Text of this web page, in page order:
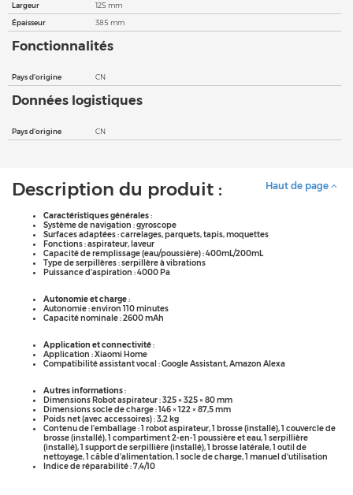
Largeur
125 mm
Épaisseur
385 mm
Fonctionnalités
Pays d'origine CN
Données logistiques
Pays d'origine CN
Haut de page
Description du produit :
Caractéristiques générales:
Système de navigation : gyroscope
Surfaces adaptées : carrelages, parquets, tapis, moquettes
Fonctions : aspirateur, laveur
Capacité de remplissage (eau/poussière) : 400mL/200mL
Type de serpillères : serpillère à vibrations
Puissance d’aspiration : 4000 Pa
Autonomie et charge:
Autonomie : environ 110 minutes
Capacité nominale : 2600 mAh
Application et connectivité:
Application : Xiaomi Home
Compatibilité assistant vocal : Google Assistant, Amazon Alexa
Autres informations:
Dimensions Robot aspirateur : 325 × 325 × 80 mm
Dimensions socle de charge : 146 × 122 × 87,5 mm
Poids net (avec accessoires) : 3,2 kg
Contenu de l’emballage : 1 robot aspirateur, 1 brosse (installé), 1 couvercle de
brosse (installé), 1 compartiment 2-en-1 poussière et eau, 1 serpillière
(installé), 1 support de serpillière (installé), 1 brosse latérale, 1 outil de
nettoyage, 1 câble d'alimentation, 1 socle de charge, 1 manuel d'utilisation
Indice de réparabilité : 7,4/10